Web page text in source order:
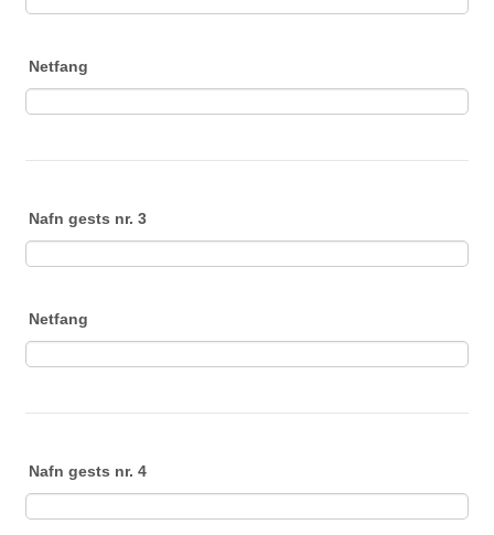
Netfang
Nafn gests nr. 3
Netfang
Nafn gests nr. 4